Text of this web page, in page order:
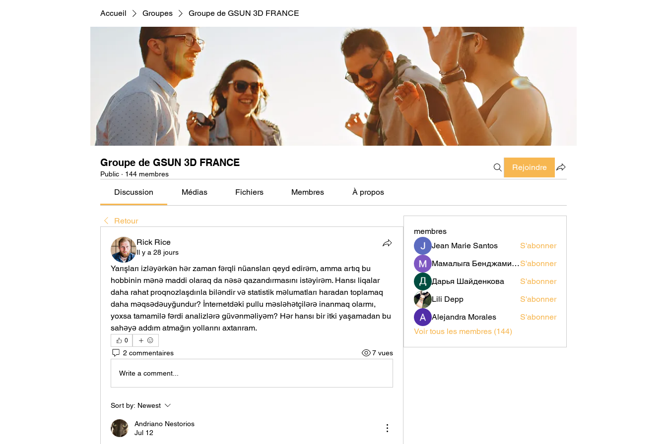
Accueil Groupes Groupe de GSUN 3D FRANCE
Groupe de GSUN 3D FRANCE
Public · 144 membres
Rejoindre
Discussion Médias Fichiers Membres À propos
Retour
Rick Rice
Il y a 28 jours
Yarışları izləyərkən hər zaman fərqli nüansları qeyd edirəm, amma artıq bu
hobbinin mənə maddi olaraq da nəsə qazandırmasını istəyirəm. Hansı liqalar
daha rahat proqnozlaşdırıla biləndir və statistik məlumatları haradan toplamaq
daha məqsədəuyğundur? İnternetdəki pullu məsləhətçilərə inanmaq olarmı,
yoxsa tamamilə fərdi analizlərə güvənməliyəm? Hər hansı bir itki yaşamadan bu
sahəyə addım atmağın yollarını axtarıram.
0
2 commentaires 7 vues
Write a comment...
Sort by: Newest
Andriano Nestorios
Jul 12
membres
Jean Marie Santos
S'abonner
Мамалыга БенджаминовичS'abonner
Дарья Шайденкова
S'abonner
Lili Depp
S'abonner
Alejandra Morales
S'abonner
Voir tous les membres (144)